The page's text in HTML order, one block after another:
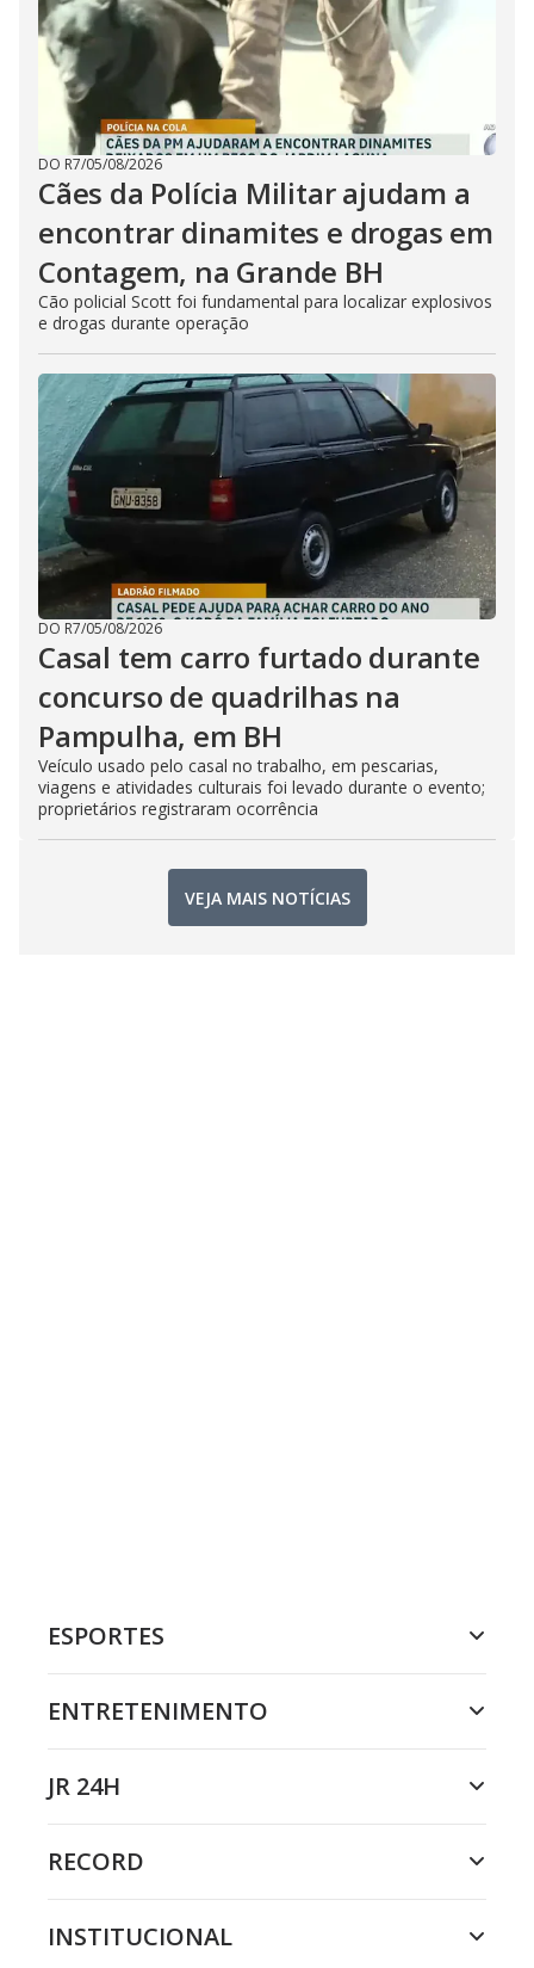
DO R7/05/08/2026
Cães da Polícia Militar ajudam a
encontrar dinamites e drogas em
Contagem, na Grande BH
Cão policial Scott foi fundamental para localizar explosivos
e drogas durante operação
DO R7/05/08/2026
Casal tem carro furtado durante
concurso de quadrilhas na
Pampulha, em BH
Veículo usado pelo casal no trabalho, em pescarias,
viagens e atividades culturais foi levado durante o evento;
proprietários registraram ocorrência
VEJA MAIS NOTÍCIAS
ESPORTES
ENTRETENIMENTO
JR 24H
RECORD
INSTITUCIONAL